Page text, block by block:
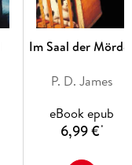
Im Saal der
P. D. James
eBook epub
6,99 €*